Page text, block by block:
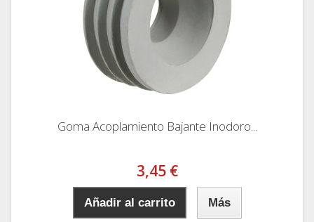
Goma Acoplamiento Bajante Inodoro...
3,45 €
Añadir al carrito Más